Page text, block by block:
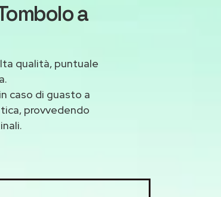
a
qualità, puntuale
caso di guasto a
provvedendo